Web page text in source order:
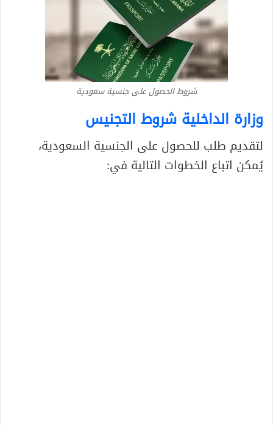
شروط الحصول على جنسية سعودية
وزارة الداخلية شروط التجنيس
لتقديم طلب للحصول على الجنسية السعودية،
يُمكن اتباع الخطوات التالية في: